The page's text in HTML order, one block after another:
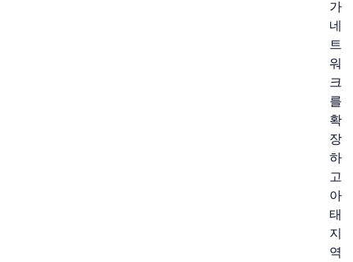
가
네
트
워
크
를
확
장
하
고
아
태
지
역